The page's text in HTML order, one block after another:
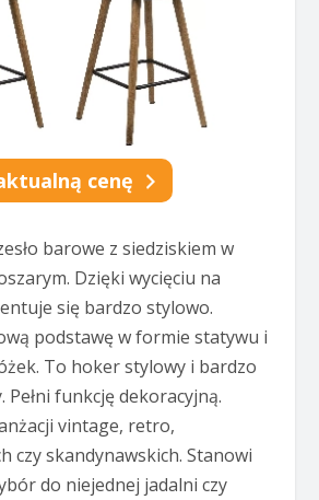
cenę
barowe z siedziskiem w
Dzięki wycięciu na
się bardzo stylowo.
podstawę w formie statywu i
To hoker stylowy i bardzo
funkcję dekoracyjną.
vintage, retro,
czy skandynawskich. Stanowi
do niejednej jadalni czy